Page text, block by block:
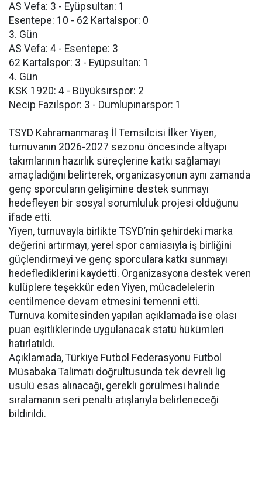
AS Vefa: 3 - Eyüpsultan: 1
Esentepe: 10 - 62 Kartalspor: 0
3. Gün
AS Vefa: 4 - Esentepe: 3
62 Kartalspor: 3 - Eyüpsultan: 1
4. Gün
KSK 1920: 4 - Büyüksırspor: 2
Necip Fazılspor: 3 - Dumlupınarspor: 1
TSYD Kahramanmaraş İl Temsilcisi İlker Yiyen,
turnuvanın 2026-2027 sezonu öncesinde altyapı
takımlarının hazırlık süreçlerine katkı sağlamayı
amaçladığını belirterek, organizasyonun aynı zamanda
genç sporcuların gelişimine destek sunmayı
hedefleyen bir sosyal sorumluluk projesi olduğunu
ifade etti.
Yiyen, turnuvayla birlikte TSYD’nin şehirdeki marka
değerini artırmayı, yerel spor camiasıyla iş birliğini
güçlendirmeyi ve genç sporculara katkı sunmayı
hedeflediklerini kaydetti. Organizasyona destek veren
kulüplere teşekkür eden Yiyen, mücadelelerin
centilmence devam etmesini temenni etti.
Turnuva komitesinden yapılan açıklamada ise olası
puan eşitliklerinde uygulanacak statü hükümleri
hatırlatıldı.
Açıklamada, Türkiye Futbol Federasyonu Futbol
Müsabaka Talimatı doğrultusunda tek devreli lig
usulü esas alınacağı, gerekli görülmesi halinde
sıralamanın seri penaltı atışlarıyla belirleneceği
bildirildi.